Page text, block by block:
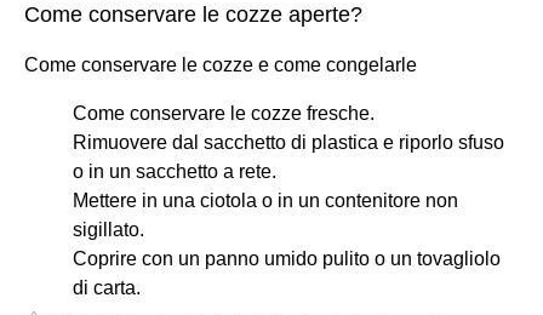
Come conservare le cozze aperte?
Come conservare le cozze e come congelarle
Come conservare le cozze fresche.
Rimuovere dal sacchetto di plastica e riporlo sfuso
o in un sacchetto a rete.
Mettere in una ciotola o in un contenitore non
sigillato.
Coprire con un panno umido pulito o un tovagliolo
di carta.